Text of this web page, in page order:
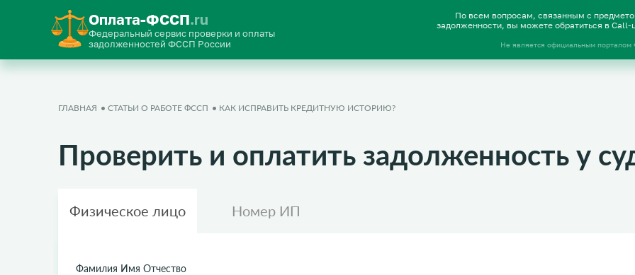
Оплата-ФССП.ru
Федеральный сервис проверки и оплаты
задолженностей ФССП России
По всем вопросам, связанным с
задолженности, вы можете обратиться в
Не является официальным
ГЛАВНАЯ СТАТЬИ О РАБОТЕ ФССП КАК ИСПРАВИТЬ КРЕДИТНУЮ ИСТОРИЮ?
Проверить и оплатить задолженность у
Физическое лицо Номер ИП
Фамилия Имя Отчество